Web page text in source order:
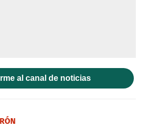
al canal de noticias